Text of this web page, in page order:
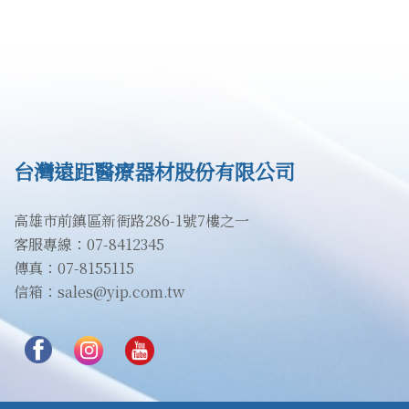
台灣遠距醫療器材股份有限公司
高雄市前鎮區新衙路286-1號7樓之一
客服專線：07-8412345
傳真：07-8155115
信箱：sales@yip.com.tw